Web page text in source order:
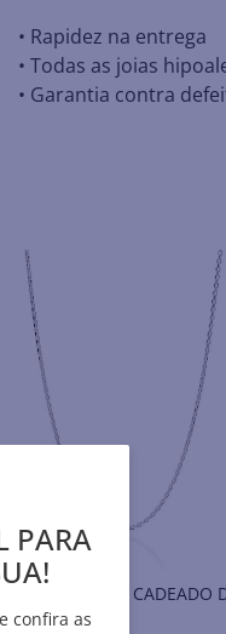
• Rapidez na entrega
• Todas as joias
• Garantia contra
ELO CADEADO
925
PARA
confira as